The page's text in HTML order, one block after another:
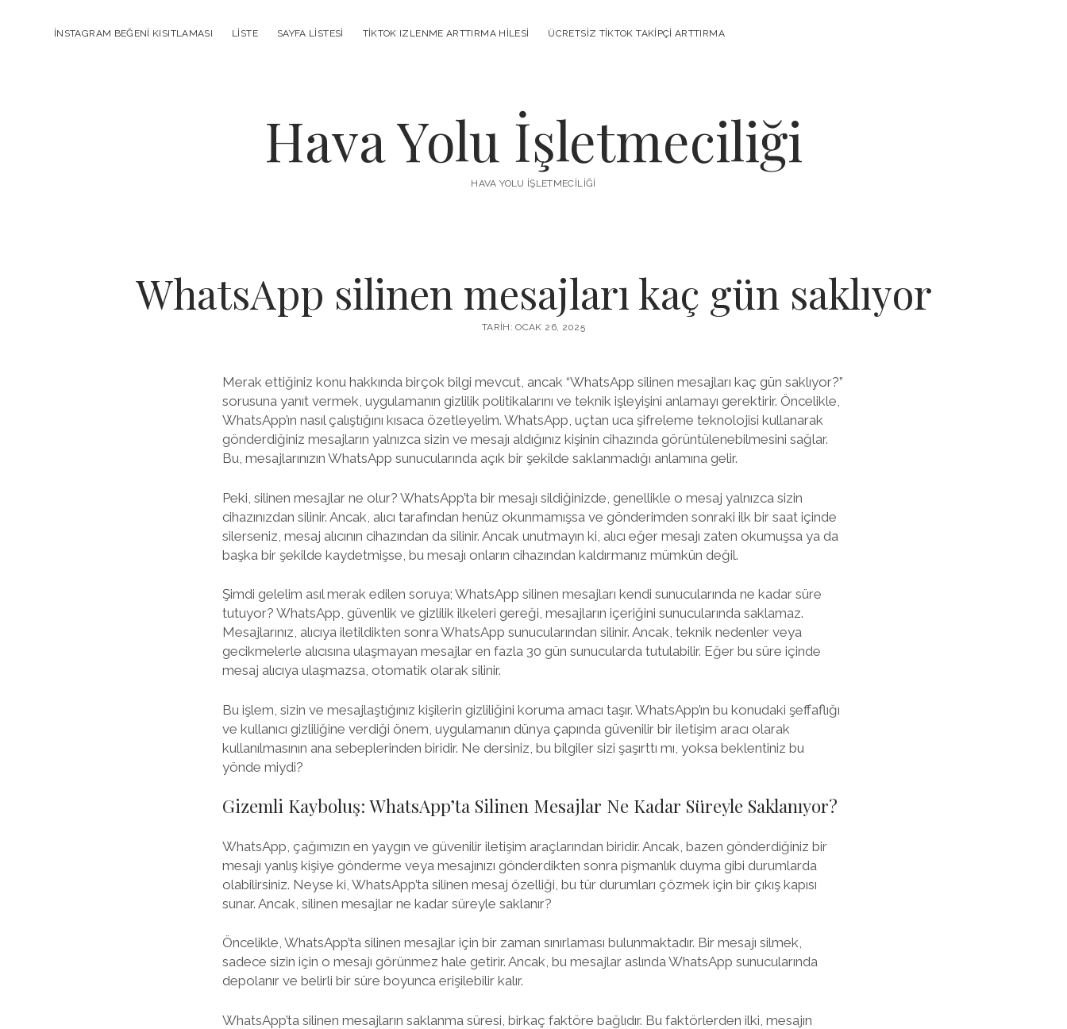
INSTAGRAM BEĞENI KISITLAMASI LISTE SAYFA LISTESI TIKTOK IZLENME ARTTIRMA HILESI ÜCRETSIZ TIKTOK TAKIPÇI ARTTIRMA
Hava Yolu İşletmeciliği
HAVA YOLU İŞLETMECILIĞI
WhatsApp silinen mesajları kaç gün saklıyor
TARIH: OCAK 26, 2025
Merak ettiğiniz konu hakkında birçok bilgi mevcut, ancak “WhatsApp silinen mesajları kaç gün saklıyor?”
sorusuna yanıt vermek, uygulamanın gizlilik politikalarını ve teknik işleyişini anlamayı gerektirir. Öncelikle,
WhatsApp’ın nasıl çalıştığını kısaca özetleyelim. WhatsApp, uçtan uca şifreleme teknolojisi kullanarak
gönderdiğiniz mesajların yalnızca sizin ve mesajı aldığınız kişinin cihazında görüntülenebilmesini sağlar.
Bu, mesajlarınızın WhatsApp sunucularında açık bir şekilde saklanmadığı anlamına gelir.
Peki, silinen mesajlar ne olur? WhatsApp’ta bir mesajı sildiğinizde, genellikle o mesaj yalnızca sizin
cihazınızdan silinir. Ancak, alıcı tarafından henüz okunmamışsa ve gönderimden sonraki ilk bir saat içinde
silerseniz, mesaj alıcının cihazından da silinir. Ancak unutmayın ki, alıcı eğer mesajı zaten okumuşsa ya da
başka bir şekilde kaydetmişse, bu mesajı onların cihazından kaldırmanız mümkün değil.
Şimdi gelelim asıl merak edilen soruya; WhatsApp silinen mesajları kendi sunucularında ne kadar süre
tutuyor? WhatsApp, güvenlik ve gizlilik ilkeleri gereği, mesajların içeriğini sunucularında saklamaz.
Mesajlarınız, alıcıya iletildikten sonra WhatsApp sunucularından silinir. Ancak, teknik nedenler veya
gecikmelerle alıcısına ulaşmayan mesajlar en fazla 30 gün sunucularda tutulabilir. Eğer bu süre içinde
mesaj alıcıya ulaşmazsa, otomatik olarak silinir.
Bu işlem, sizin ve mesajlaştığınız kişilerin gizliliğini koruma amacı taşır. WhatsApp’ın bu konudaki şeffaflığı
ve kullanıcı gizliliğine verdiği önem, uygulamanın dünya çapında güvenilir bir iletişim aracı olarak
kullanılmasının ana sebeplerinden biridir. Ne dersiniz, bu bilgiler sizi şaşırttı mı, yoksa beklentiniz bu
yönde miydi?
Gizemli Kayboluş: WhatsApp’ta Silinen Mesajlar Ne Kadar Süreyle Saklanıyor?
WhatsApp, çağımızın en yaygın ve güvenilir iletişim araçlarından biridir. Ancak, bazen gönderdiğiniz bir
mesajı yanlış kişiye gönderme veya mesajınızı gönderdikten sonra pişmanlık duyma gibi durumlarda
olabilirsiniz. Neyse ki, WhatsApp’ta silinen mesaj özelliği, bu tür durumları çözmek için bir çıkış kapısı
sunar. Ancak, silinen mesajlar ne kadar süreyle saklanır?
Öncelikle, WhatsApp’ta silinen mesajlar için bir zaman sınırlaması bulunmaktadır. Bir mesajı silmek,
sadece sizin için o mesajı görünmez hale getirir. Ancak, bu mesajlar aslında WhatsApp sunucularında
depolanır ve belirli bir süre boyunca erişilebilir kalır.
WhatsApp’ta silinen mesajların saklanma süresi, birkaç faktöre bağlıdır. Bu faktörlerden ilki, mesajın